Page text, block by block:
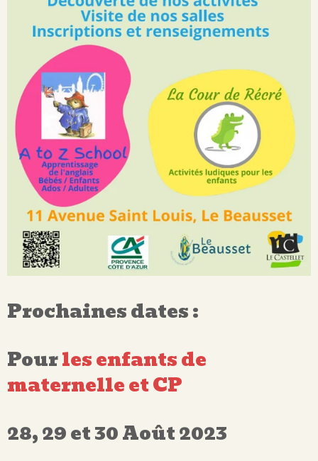
Prochaines dates :
Pourles enfants de
maternelle et CP
28, 29 et 30 Août 2023